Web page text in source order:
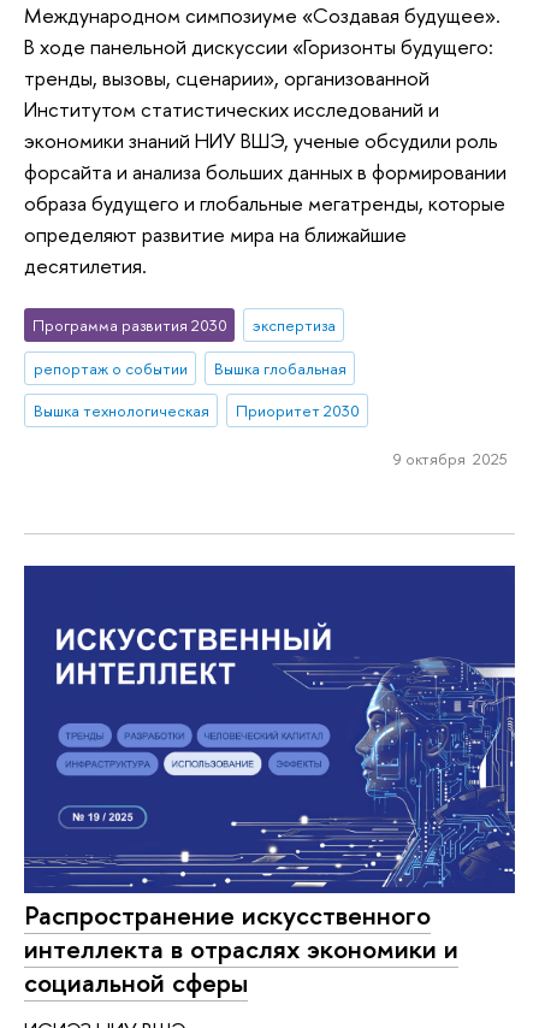
Международном симпозиуме «Создавая будущее».
В ходе панельной дискуссии «Горизонты будущего:
тренды, вызовы, сценарии», организованной
Институтом статистических исследований и
экономики знаний НИУ ВШЭ, ученые обсудили роль
форсайта и анализа больших данных в формировании
образа будущего и глобальные мегатренды, которые
определяют развитие мира на ближайшие
десятилетия.
Программа развития 2030
экспертиза
репортаж о событии
Вышка глобальная
Вышка технологическая
Приоритет 2030
9 октября 2025
Распространение искусственного
интеллекта в отраслях экономики и
социальной сферы